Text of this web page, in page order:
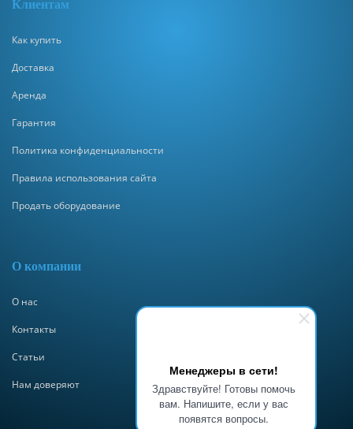
Менеджеры в сети!
Здравствуйте! Готовы помочь
вам. Напишите, если у вас
появятся вопросы.
Клиентам
Как купить
Доставка
Аренда
Гарантия
Политика конфиденциальности
Правила использования сайта
Продать оборудование
О компании
О нас
Контакты
Статьи
Нам доверяют